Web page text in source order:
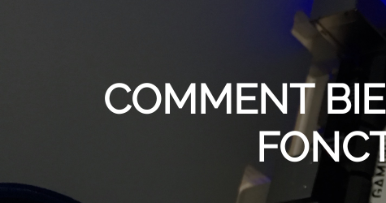
COMMENT